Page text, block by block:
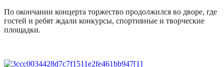
По окончании концерта торжество продолжился во дворе, где
гостей и ребят ждали конкурсы, спортивные и творческие
площадки.